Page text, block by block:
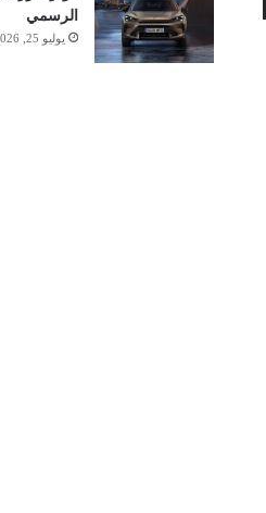
الرسمي
يوليو 25, 2026